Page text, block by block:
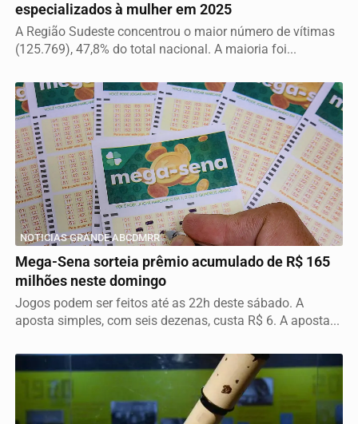
especializados à mulher em 2025
A Região Sudeste concentrou o maior número de vítimas
(125.769), 47,8% do total nacional. A maioria foi...
NOTICIAS GRANDE ABCDMRR
Mega-Sena sorteia prêmio acumulado de R$ 165
milhões neste domingo
Jogos podem ser feitos até as 22h deste sábado. A
aposta simples, com seis dezenas, custa R$ 6. A aposta...